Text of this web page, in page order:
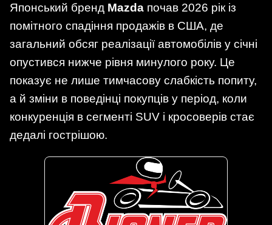
Японський бренд Mazda почав 2026 рік із
помітного спадіння продажів в США, де
загальний обсяг реалізації автомобілів у січні
опустився нижче рівня минулого року. Це
показує не лише тимчасову слабкість попиту,
а й зміни в поведінці покупців у період, коли
конкуренція в сегменті SUV і кросоверів стає
дедалі гострішою.